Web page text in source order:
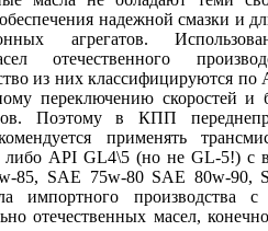
надежной смазки и
агрегатов.
отечественного
из них классифицируются по
переключению скоростей и
Поэтому в КПП
применять
либо API GL4\5 (но не GL-5!) с
85, SAE 75w-80 SAE 80w-90,
импортного производства с
отечественных масел,